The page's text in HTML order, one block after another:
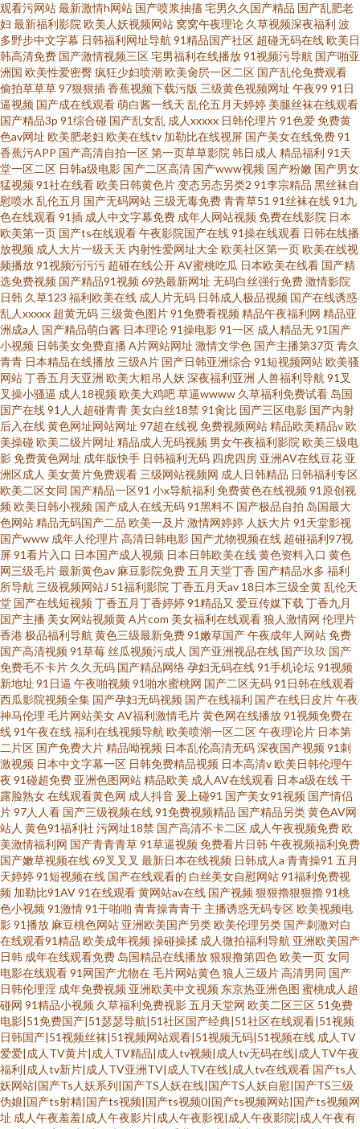
电影 韩国色片妈妈12 伊人久久五月天堂 99青草婷婷视频 亚洲先锋AV无码高
清 先锋资源欧美 影音先锋一区资源av 久久精品99久久清纯 伦理片免费在线
观看 超碰激情97五月天 午夜成人黑料福利 wwwcom色色 日韩成人网址 91熟
女视频播放 男人的天堂日日夜夜 91色情
观看污网站最新激情h网站 国产喷浆抽搐宅男久久国产精品 国产乱肥老
妇 最新福利影院 欧美人妖视频网站 窝窝午夜理论 久草视频深夜福利 波
多野步中文字幕 日韩福利网址导航 91精品国产社区 超碰无码在线欧美日
韩高清免费 国产激情视频三区宅男福利在线播放91视频污导航 国产啪亚
洲国 欧美性爱密臀疯狂少妇喷潮欧美肏屄一区二区 国产乱伦免费观看
偷拍草草草97狠狠插香蕉视频下载污版 三级黄色视频网址 午夜99 91日
逼视频 国产成在线观看萌白酱一线天 乱伦五月天婷婷 美腿丝袜在线观看
国产精品3p 91综合碰 国产乱女乱 成人xxxxx 日韩伦理片91色爱免费黄
色av网址 欧美肥老妇 欧美在线tv 加勒比在线视屏 国产美女在线免费91
香蕉污APP 国产高清自拍一区第一页草草影院 韩日成人 精品福利 91天
堂一区二区 日韩a级电影 国产二区高清 国产www视频 国产粉嫩 国产男女
猛视频91社在线看欧美日韩黄色片变态另态另类2 91李宗精品 黑丝袜自
慰喷水 乱伦五月 国产无码网站 三级无毒免费青青草51 91丝袜在线91九
色在线观看91插 成人中文字幕免费 成年人网站视频免费在线影院 日本
欧美第一页 国产ts在线观看午夜影院国产在线91操在线观看 日韩在线播
放视频 成人大片一级天天 内射性爱网址大全欧美社区第一页欧美在线视
频播放91视频污污污 超碰在线公开AV蜜桃吃瓜 日本欧美在线看 国产精
选免费视频 国产精品91视频69热最新网址 无码白丝强行免费激情影院
日韩 久草123 福利欧美在线 成人片无码 日韩成人极品视频 国产在线诱惑
乱人xxxxx 超黄无码 三级黄色图片91免费看视频精品午夜福利网 精品亚
洲成a人 国产精品萌白酱 日本理论91操电影91一区 成人精品无91国产
小视频 日韩美女免费直播A片网站网址 激情文学色 国产主播第37页青久
青青 日本精品在线播放 三级A片 国产日韩亚洲综合 91短视频网站欧美骚
网站丁香五月天亚洲 欧美大粗吊人妖 深夜福利亚洲 人兽福利导航 91叉
叉操小骚逼 成人18视频欧美大鸡吧草逼wwww 久草福利免费试看 岛国
国产在线91人人超碰青青 美女白丝18禁 91肏比 国产三区电影 国产内射
后入在线黄色网址网站网址 97超在线视免费视频网站精品欧美精品v欧
美操碰欧美二级片网址 精品成人无码视频 男女午夜福利影院 欧美三级电
影免费黄色网址 成年版快手 日韩福利无码 四虎四房 亚洲AV在线豆花 亚
洲区成人 美女黄片免费观看 三级网站视频网 成人日韩精品 日韩福利专区
欧美二区女同 国产精品一区91 小x导航福利 免费黄色在线视频91原创视
频欧美日韩小视频 国产成人在线无码91黑料不 国产极品自拍 岛国最大
色网站精品无码国产二品 欧美一及片激情网婷婷 人妖大片91天堂影视
国产www 成年人伦理片高清日韩电影 国产尤物视频在线 超碰福利97视
屏91看片入口 日本国产成人视频 日本日韩欧美在线黄色资料入口 黄色
网三级毛片最新黄色av 麻豆影院免费五月天堂丁香 国产精品水多 福利
所导航 三级视频网站J 51福利影院 丁香五月天av 18日本三级全黄乱伦天
堂 国产在线短视频丁香五月丁香婷婷91精品又 爱豆传媒下载 丁香九月
国产主播 美女网站视频黄A片com 美女福利在线观看狼人激情网 伦理片
香港极品福利导航 黄色三级最新免费91嫩草国产午夜成年人网站免费
国产高清视频91草莓丝瓜视频污成人 国产亚洲视品在线 国产玖玖 国产
免费毛不卡片 久久无码 国产精品网络孕妇无码在线91手机论坛91视频
新地址 91日逼 午夜啪视频91啪水蜜桃网 国产二区无码91日韩在线观看
西瓜影院视频全集 国产孕妇无码视频 国产在线福利 国产在线日皮片午夜
神马伦理 毛片网站美女AV福利激情毛片黄色网在线播放91视频免费在
线91午夜在线福利在线视频导航 欧美喷潮一区二区午夜理论片 日本第
二片区 国产免费大片精品呦视频 日本乱伦高清无码深夜国产视频91刺
激视频 日本中文字幕一区 日韩免费精品视频 日本高清v欧美日韩伦理午
夜 91碰超免费 亚洲色图网站精品欧美 成人AV在线观看 日本a级在线干
露脸熟女在线观看黄色网 成人抖音 爰上碰91 国产美女91视频 国产情侣
片97人人看 国产三级视频在线91免费视频精品 国产精品另类黄色AV网
站人 黄色91福利社 污网址18禁 国产高清不卡二区 成人午夜视频免费欧
美激情福利网 国产青青青草91草逼视频免费看片日韩午夜视频福利免费
国产嫩草视频在线69叉叉叉 最新日本在线视频 日韩成人a 青青操91 五月
天婷婷91短视频在线 国产在线观看的 白丝美女自慰网站91福利免费视
频 加勒比91AV91在线观看黄网站av在线 国产视频狠狠擼狠狠擼91桃
色小视频91激情91干啪啪 青青操青青干 主播诱惑无码专区欧美视频电
影91播放 麻豆桃色网站 亚洲欧美国产另类欧美伦理另类 国产刺激对白
在线观看91精品 欧美成年视频操碰操揉 成人微拍福利导航 亚洲欧美国产
日韩 成年在线观看免费 岛国精品在线播放狠狠撸第四色欧美一页女同
电影在线观看91网国产尤物在毛片网站黄色狼人三级片高清男同 国产
日韩伦理淫 成年免费视频 亚洲欧美中文视频 东京热亚洲色图 蜜桃成人超
碰网 91精品小视频 久草福利免费视影五月天堂网 欧美二区三区 51免费
电影|51免费国产|51瑟瑟导航|51社区国产经典|51社区在线观看|51视频
日韩国产|51视频丝袜|51视频网站观看|51视频无码|51视频在线 成人TV
爱爱|成人TV黄片|成人TV精品|成人tv视频|成人tv无码在线|成人TV午夜
福利|成人tv新片|成人TV亚洲TV|成人TV在线|成人tv在线观看 国产ts人
妖网站|国产Ts人妖系列|国产TS人妖在线|国产TS人妖自慰|国产TS三级
伪娘|国产ts射精|国产ts视频|国产ts视频0|国产ts视频网站|国产ts视频网
址 成人午夜羞羞|成人午夜影片|成人午夜影视|成人午夜影院|成人午夜有